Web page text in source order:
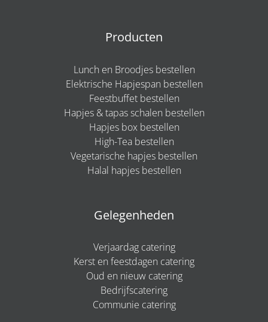
Producten
Lunch en Broodjes bestellen
Elektrische Hapjespan bestellen
Feestbuffet bestellen
Hapjes & tapas schalen bestellen
Hapjes box bestellen
High-Tea bestellen
Vegetarische hapjes bestellen
Halal hapjes bestellen
Gelegenheden
Verjaardag catering
Kerst en feestdagen catering
Oud en nieuw catering
Bedrijfscatering
Communie catering